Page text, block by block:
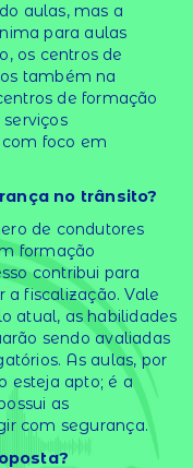
aulas, mas a
para aulas
os centros de
também na
de formação
foco em
no trânsito?
de condutores
formação
contribui para
a fiscalização. Vale
atual, as habilidades
sendo avaliadas
As aulas, por
esteja apto; é a
as
com segurança.